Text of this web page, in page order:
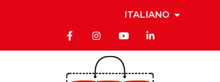
ITALIANO